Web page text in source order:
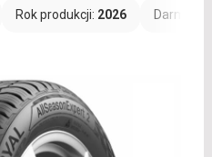
Rok produkcji: 2026